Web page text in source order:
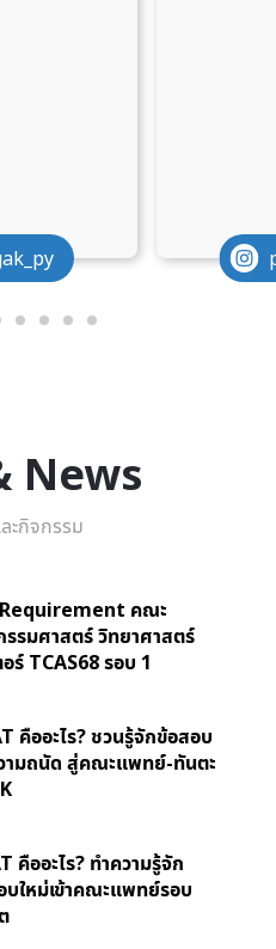
News
ะกิจกรรม
คณะ
รรมศาสตร์ วิทยาศาสตร์
ร์ TCAS68 รอบ 1
คืออะไร? ชวนรู้จักข้อสอบ
ามถนัด สู่คณะแพทย์-ทันตะ
คืออะไร? ทำความรู้จัก
บใหม่เข้าคณะแพทย์รอบ